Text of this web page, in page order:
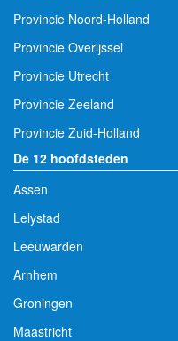
Provincie Noord-Holland
Provincie Overijssel
Provincie Utrecht
Provincie Zeeland
Provincie Zuid-Holland
De 12 hoofdsteden
Assen
Lelystad
Leeuwarden
Arnhem
Groningen
Maastricht